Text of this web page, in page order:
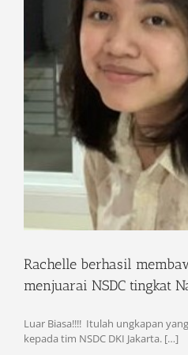
Rachelle berhasil
menjuarai NSDC tingkat
Luar Biasa!!!! Itulah ungkapan
kepada tim NSDC DKI Jakarta. […]